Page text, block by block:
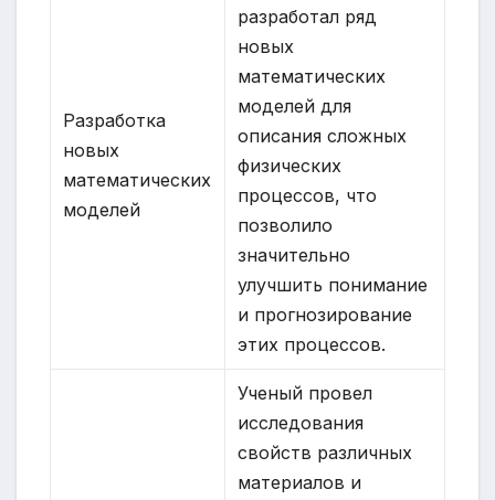
Разработка
новых
математических
моделей
разработал ряд
новых
математических
моделей для
описания сложных
физических
процессов, что
позволило
значительно
улучшить понимание
и прогнозирование
этих процессов.
Ученый провел
исследования
свойств различных
материалов и